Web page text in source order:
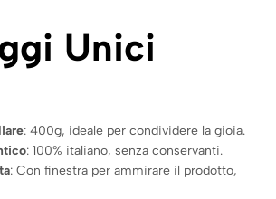
Unici
: 400g, ideale per condividere la gioia.
: 100% italiano, senza conservanti.
: Con finestra per ammirare il prodotto,